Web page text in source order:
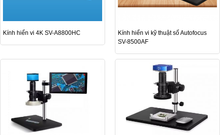
Kính hiển vi 4K SV-A8800HC
Kính hiển vi kỹ thuật số Autofocus
SV-8500AF